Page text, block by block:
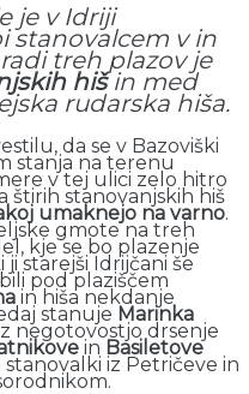
je v Idriji
stanovalcem v in
treh plazov je
hišin med
rudarska hiša.
da se v Bazoviški
stanja na terenu
v tej ulici zelo hitro
štirih stanovanjskih hiš
umaknejo na varno.
gmote na treh
kje se bo plazenje
ji starejši Idrijčani še
pod plaziščem
in hiša nekdanje
stanuje Marinka
negotovostjo drsenje
in Basiletove
stanovalki iz Petričeve in